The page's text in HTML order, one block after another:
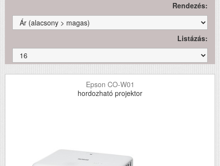
Rendezés:
Listázás:
Epson CO-W01
hordozható projektor